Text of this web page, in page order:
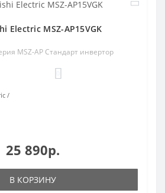
Electric MSZ-AP15VGK
MSZ-AP Стандарт инвертор
25 890р.
В КОРЗИНУ